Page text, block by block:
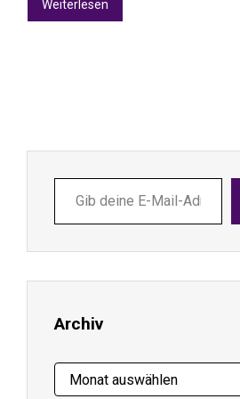
Weiterlesen
deine
E-
ein ...
Archiv
Archiv